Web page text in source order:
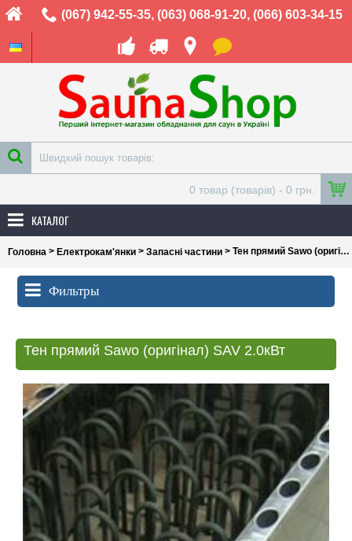
(067) 942-55-35, (063) 068-91-20, (066) 603-34-15
0 товар (товарів) - 0 грн.
КАТАЛОГ
Головна > Електрокам'янки > Запасні частини > Тен прямий Sawo (оригінал) SAV 2.0кВт
Фильтры
Тен прямий Sawo (оригінал) SAV 2.0кВт